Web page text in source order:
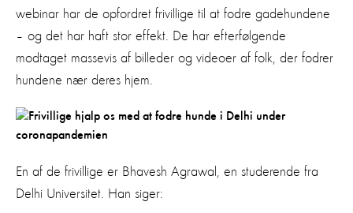
webinar har de opfordret frivillige til at fodre gadehundene
– og det har haft stor effekt. De har efterfølgende
modtaget massevis af billeder og videoer af folk, der fodrer
hundene nær deres hjem.
En af de frivillige er Bhavesh Agrawal, en studerende fra
Delhi Universitet. Han siger: